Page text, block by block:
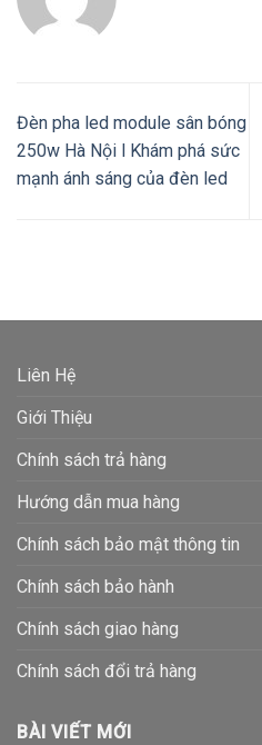
Đèn pha led module sân bóng
250w Hà Nội l Khám phá sức
mạnh ánh sáng của đèn led
Liên Hệ
Giới Thiệu
Chính sách trả hàng
Hướng dẫn mua hàng
Chính sách bảo mật thông tin
Chính sách bảo hành
Chính sách giao hàng
Chính sách đổi trả hàng
BÀI VIẾT MỚI